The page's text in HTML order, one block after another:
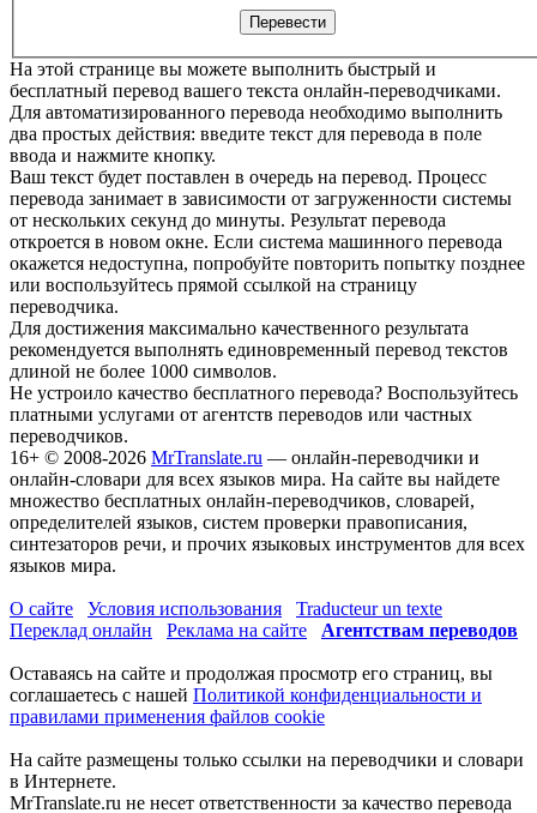
На этой странице вы можете выполнить быстрый и
бесплатный перевод вашего текста онлайн-переводчиками.
Для автоматизированного перевода необходимо выполнить
два простых действия: введите текст для перевода в поле
ввода и нажмите кнопку.
Ваш текст будет поставлен в очередь на перевод. Процесс
перевода занимает в зависимости от загруженности системы
от нескольких секунд до минуты. Результат перевода
откроется в новом окне. Если система машинного перевода
окажется недоступна, попробуйте повторить попытку позднее
или воспользуйтесь прямой ссылкой на страницу
переводчика.
Для достижения максимально качественного результата
рекомендуется выполнять единовременный перевод текстов
длиной не более 1000 символов.
Не устроило качество бесплатного перевода? Воспользуйтесь
платными услугами от агентств переводов или частных
переводчиков.
16+ © 2008-2026 MrTranslate.ru — онлайн-переводчики и
онлайн-словари для всех языков мира. На сайте вы найдете
множество бесплатных онлайн-переводчиков, словарей,
определителей языков, систем проверки правописания,
синтезаторов речи, и прочих языковых инструментов для всех
языков мира.
О сайте Условия использования
Traducteur un texte
Переклад онлайн
Реклама на сайте Агентствам переводов
Оставаясь на сайте и продолжая просмотр его страниц, вы
соглашаетесь с нашей Политикой конфиденциальности и
правилами применения файлов cookie
На сайте размещены только ссылки на переводчики и словари
в Интернете.
MrTranslate.ru не несет ответственности за качество перевода